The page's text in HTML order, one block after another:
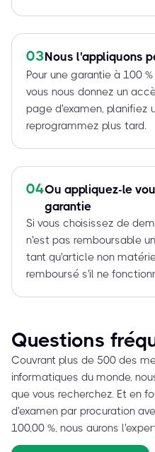
03Nous l'appliquons
Pour une garantie à 100
vous nous donnez un
page d'examen, planifiez
reprogrammez plus tard.
04Ou appliquez-le
garantie
Si vous choisissez de
n'est pas remboursable
tant qu'article non
remboursé s'il ne
Questions
Couvrant plus de 500 des
informatiques du monde,
que vous recherchez. Et en
d'examen par procuration
100,00 %, nous aurons